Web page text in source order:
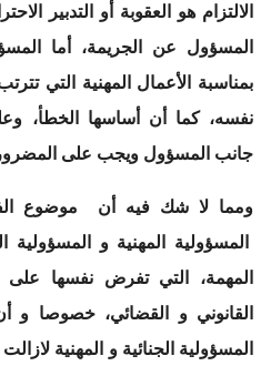
الالتزام هو العقوبة أو التدبير
المسؤول عن الجريمة، أما
بمناسبة الأعمال المهنية التي
نفسه، كما أن أساسها الخطأ،
جانب المسؤول ويجب على المضرور
ومما لا شك فيه أن موضوع
المسؤولية المهنية و المسؤولية
المهمة، التي تفرض نفسها
القانوني و القضائي، خصوصا
المسؤولية الجنائية و المهنية